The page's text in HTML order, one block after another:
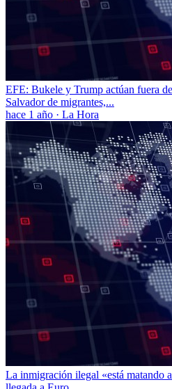
EFE: Bukele y Trump actúan fuera
Salvador de migrantes,...
hace 1 año · La Hora
La inmigración ilegal «está matando